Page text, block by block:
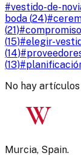
#vestido-de-
boda (24)#
(21)#compromiso
(15)#elegir-
(14)#
(13)#
No hay
W
Murcia, Spain.